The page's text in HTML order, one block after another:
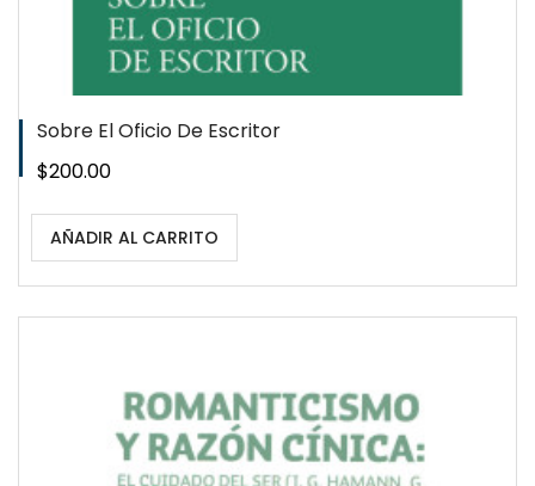
Sobre El Oficio De Escritor
Precio
$200.00
AÑADIR AL CARRITO